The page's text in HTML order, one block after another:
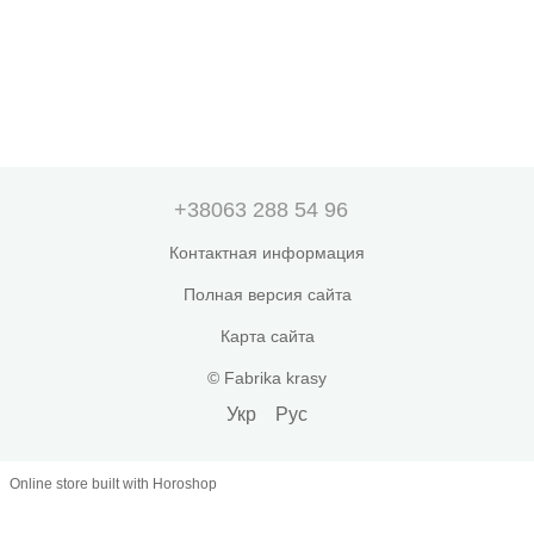
+38063 288 54 96
Контактная информация
Полная версия сайта
Карта сайта
© Fabrika krasy
Укр Рус
Online store built with Horoshop